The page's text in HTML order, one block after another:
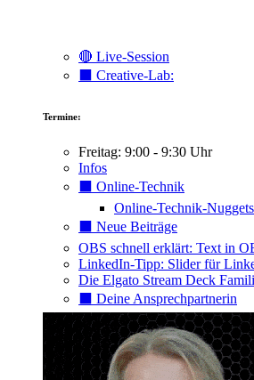
🔴 Live-Session
⬛️ Creative-Lab:
Termine:
Freitag: 9:00 - 9:30 Uhr
Infos
⬛️ Online-Technik
Online-Technik-Nuggets
⬛️ Neue Beiträge
OBS schnell erklärt: Text in
LinkedIn-Tipp: Slider für
Die Elgato Stream Deck
⬛️ Deine Ansprechpartnerin